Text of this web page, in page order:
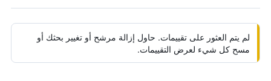
لم يتم العثور على تقييمات. حاول إزالة مرشح أو تغيير بحثك أو
مسح كل شيء لعرض التقييمات.